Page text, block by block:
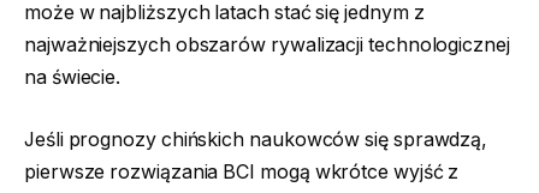
może w najbliższych latach stać się jednym z
najważniejszych obszarów rywalizacji technologicznej
na świecie.
Jeśli prognozy chińskich naukowców się sprawdzą,
pierwsze rozwiązania BCI mogą wkrótce wyjść z